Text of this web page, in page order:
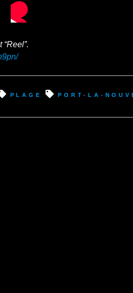
plage port-la-